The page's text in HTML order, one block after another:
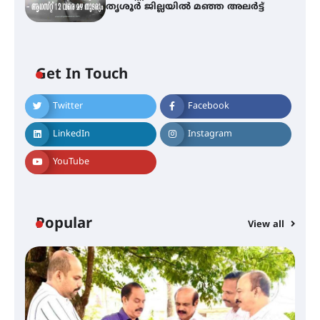
തൃശൂർ ജില്ലയിൽ മഞ്ഞ അലർട്ട്
Get In Touch
Twitter Facebook
LinkedIn Instagram
YouTube
Popular View all
തിരനോട്ടം ‘അരങ്ങ് 2026’ ഉണർന്നു
ഐ.ടി.യു. ബാങ്കിലെ
നിക്ഷേപകർക്ക് പണം തിരികെ
നിക്ഷേപക സംരക്ഷണ സമിതി
ശക്തമായ കാറ്റിന് സാധ്യത –
ആഗസ്റ്റ് 12 വരെ മഴ തുടരും,
തൃശൂർ ജില്ലയിൽ മഞ്ഞ അലർട്ട്